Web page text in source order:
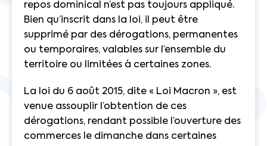
repos dominical n’est pas toujours appliqué.
Bien qu’inscrit dans la loi, il peut être
supprimé par des dérogations, permanentes
ou temporaires, valables sur l’ensemble du
territoire ou limitées à certaines zones.
La loi du 6 août 2015, dite « Loi Macron », est
venue assouplir l’obtention de ces
dérogations, rendant possible l’ouverture des
commerces le dimanche dans certaines